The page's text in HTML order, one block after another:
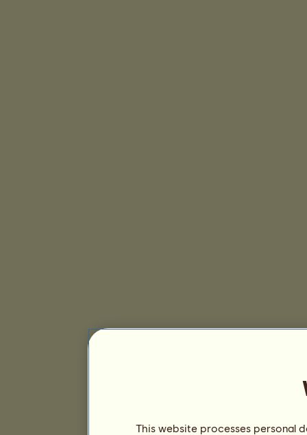
This website processes personal